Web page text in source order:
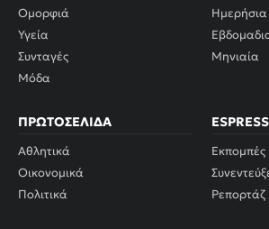
Ομορφιά
Υγεία
Συνταγές
Μόδα
Ημερήσια
Μηνιαία
ΠΡΩΤΟΣΈΛΙΔΑ
Αθλητικά
Οικονομικά
Πολιτικά
Εκπομπές
Ρεπορτάζ